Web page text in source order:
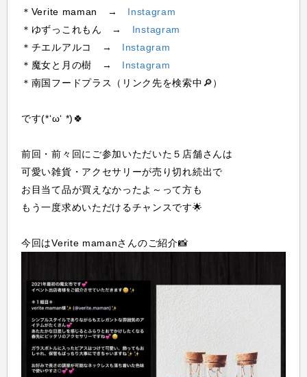
＊Verite maman → Instagram
＊ゆずっこれもん → Instagram
＊チエルアルコ → Instagram
＊魔女と月の樹 → Instagram
＊南国フードプラス（リンク先を検索中🔎）
です(*‘ω‘ *)🍀
前回・前々回にご参加いただいた５店舗さんは
可愛い雑貨・アクセサリーが売り切れ続出で
お目当て品が買えなかったよ～って方も
もう一度求めいただけるチャンスです🌟
今回はVerite mamanさんのご紹介📸